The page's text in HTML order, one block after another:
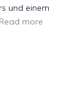
und einem
Read more